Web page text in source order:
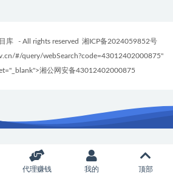
库 - All rights reserved 湘ICP备2024059852号
#/query/webSearch?code=43012402000875"
湘公网安备43012402000875
代理赚钱 我的 顶部